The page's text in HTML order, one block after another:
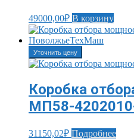
49000,00₽ В корзину
Уточнить цену
Коробка
МП58-
31150,02₽ Подробнее